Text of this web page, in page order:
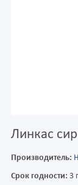
Линкас
Производитель:
Срок годности: 3